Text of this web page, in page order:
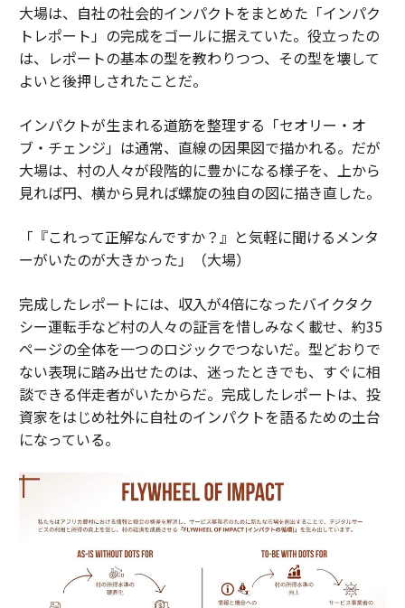
大場は、自社の社会的インパクトをまとめた「インパク
トレポート」の完成をゴールに据えていた。役立ったの
は、レポートの基本の型を教わりつつ、その型を壊して
よいと後押しされたことだ。
インパクトが生まれる道筋を整理する「セオリー・オ
ブ・チェンジ」は通常、直線の因果図で描かれる。だが
大場は、村の人々が段階的に豊かになる様子を、上から
見れば円、横から見れば螺旋の独自の図に描き直した。
「『これって正解なんですか？』と気軽に聞けるメンタ
ーがいたのが大きかった」（大場）
完成したレポートには、収入が4倍になったバイクタク
シー運転手など村の人々の証言を惜しみなく載せ、約35
ページの全体を一つのロジックでつないだ。型どおりで
ない表現に踏み出せたのは、迷ったときでも、すぐに相
談できる伴走者がいたからだ。完成したレポートは、投
資家をはじめ社外に自社のインパクトを語るための土台
になっている。